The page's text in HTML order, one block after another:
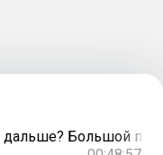
дальше? Большой